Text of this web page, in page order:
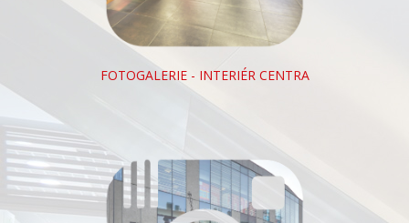
FOTOGALERIE - INTERIÉR CENTRA